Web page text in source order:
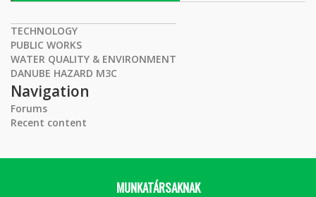
TECHNOLOGY
PUBLIC WORKS
WATER QUALITY & ENVIRONMENT
DANUBE HAZARD M3C
Navigation
Forums
Recent content
MUNKATÁRSAKNAK